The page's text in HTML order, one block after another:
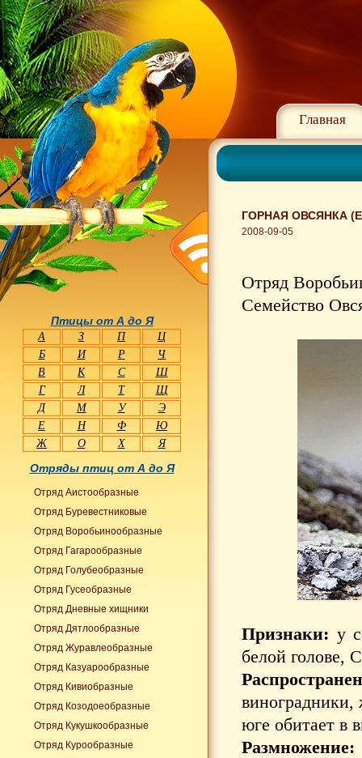
Главная
ГОРНАЯ ОВСЯНКА
2008-09-05
Отряд
Семейство
Признаки: у
белой голове,
юге обитает в
Размножение:
Птицы от А до Я
А З П
Ц
Б
И Р
Ч
В
К С
Ш
Г
Л Т
Щ
Д
М У
Э
Е
Н Ф
Ю
Ж
О Х Я
Отряды птиц от А до Я
Отряд Аистообразные
Отряд Буревестниковые
Отряд Воробьинообразные
Отряд Гагарообразные
Отряд Голубеобразные
Отряд Гусеобразные
Отряд Дневные хищники
Отряд Дятлообразные
Отряд Журавлеобразные
Отряд Казуарообразные
Отряд Кивиобразные
Отряд Козодоеобразные
Отряд Кукушкообразные
Отряд Курообразные